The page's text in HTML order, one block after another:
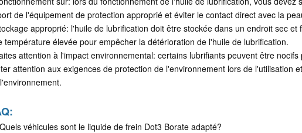
de l'équipement de protection approprié et éviter le contact direct avec la
approprié: l'huile de lubrification doit être stockée dans un endroit sec
température élevée pour empêcher la détérioration de l'huile de lubrification.
attention à l'impact environnemental: certains lubrifiants peuvent être
attention aux exigences de protection de l'environnement lors de l'utilisation
véhicules sont le liquide de frein Dot3 Borate adapté?